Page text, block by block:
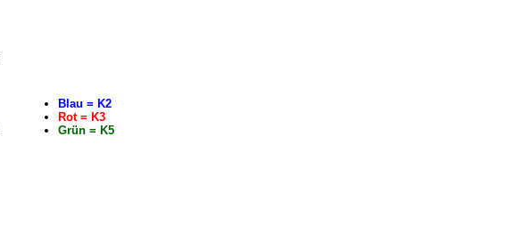
Blau = K2
Rot = K3
Grün = K5